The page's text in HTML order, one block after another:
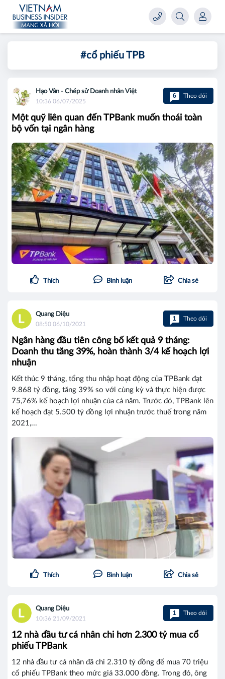
#cổ phiếu TPB
Hạo Vân - Chép sử Doanh nhân Việt
10:36 06/07/2025
6 Theo dõi
Một quỹ liên quan đến TPBank muốn thoái toàn
bộ vốn tại ngân hàng
Thích Bình luận Chia sẻ
Quang Diệu
08:50 06/10/2021
1 Theo dõi
Ngân hàng đầu tiên công bố kết quả 9 tháng:
Doanh thu tăng 39%, hoàn thành 3/4 kế hoạch lợi
nhuận
Kết thúc 9 tháng, tổng thu nhập hoạt động của TPBank đạt
9.868 tỷ đồng, tăng 39% so với cùng kỳ và thực hiện được
75,76% kế hoạch lợi nhuận của cả năm. Trước đó, TPBank lên
kế hoạch đạt 5.500 tỷ đồng lợi nhuận trước thuế trong năm
2021,...
Thích Bình luận Chia sẻ
Quang Diệu
10:36 21/09/2021
1 Theo dõi
12 nhà đầu tư cá nhân chi hơn 2.300 tỷ mua cổ
phiếu TPBank
12 nhà đầu tư cá nhân đã chi 2.310 tỷ đồng để mua 70 triệu
cổ phiếu TPBank theo mức giá 33.000 đồng. Trong đó, ông